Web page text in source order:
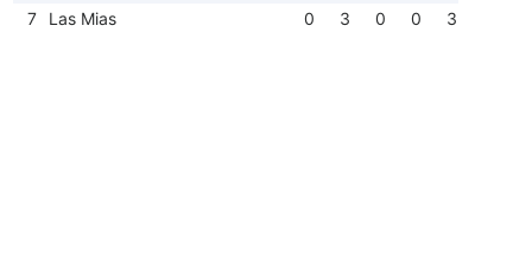
7
Las Mias 0 3 0 0 3